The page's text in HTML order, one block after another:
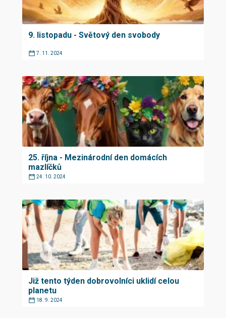
9. listopadu - Světový den svobody
7. 11. 2024
25. října - Mezinárodní den domácích
mazlíčků
24. 10. 2024
Již tento týden dobrovolníci uklidí celou
planetu
18. 9. 2024